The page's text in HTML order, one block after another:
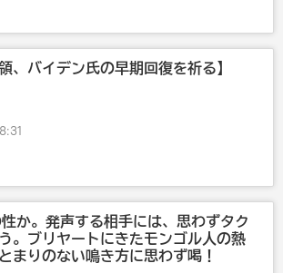
、バイデン氏の早期回復を祈る】
か。発声する相手には、思わずタク
。ブリヤートにきたモンゴル人の熱
まりのない鳴き方に思わず喝！